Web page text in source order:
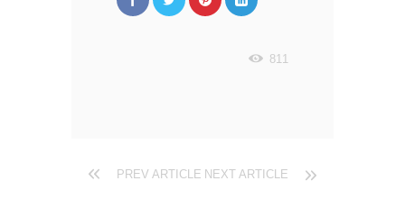
811
PREV ARTICLE NEXT ARTICLE